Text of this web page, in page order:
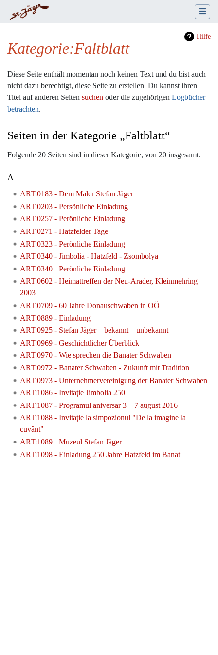
Hilfe
Kategorie:Faltblatt
Wechseln zu:Navigation,Suche
Diese Seite enthält momentan noch keinen Text und du bist auch
nicht dazu berechtigt, diese Seite zu erstellen. Du kannst ihren
Titel auf anderen Seiten suchen oder die zugehörigen Logbücher
betrachten.
Seiten in der Kategorie „Faltblatt“
Folgende 20 Seiten sind in dieser Kategorie, von 20 insgesamt.
A
ART:0183 - Dem Maler Stefan Jäger
ART:0203 - Persönliche Einladung
ART:0257 - Perönliche Einladung
ART:0271 - Hatzfelder Tage
ART:0323 - Perönliche Einladung
ART:0340 - Jimbolia - Hatzfeld - Zsombolya
ART:0340 - Perönliche Einladung
ART:0602 - Heimattreffen der Neu-Arader, Kleinmehring
2003
ART:0709 - 60 Jahre Donauschwaben in OÖ
ART:0889 - Einladung
ART:0925 - Stefan Jäger – bekannt – unbekannt
ART:0969 - Geschichtlicher Überblick
ART:0970 - Wie sprechen die Banater Schwaben
ART:0972 - Banater Schwaben - Zukunft mit Tradition
ART:0973 - Unternehmervereinigung der Banater Schwaben
ART:1086 - Invitaţie Jimbolia 250
ART:1087 - Programul aniversar 3 – 7 august 2016
ART:1088 - Invitaţie la simpozionul "De la imagine la
cuvânt"
ART:1089 - Muzeul Stefan Jäger
ART:1098 - Einladung 250 Jahre Hatzfeld im Banat